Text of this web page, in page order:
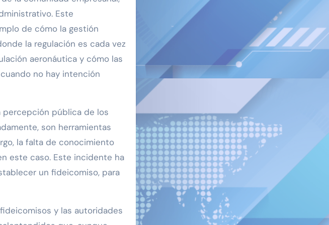
Este
de cómo la gestión
la regulación es cada vez
aeronáutica y cómo las
no hay intención
percepción pública de los
son herramientas
la falta de conocimiento
este caso. Este incidente ha
un fideicomiso, para
y las autoridades